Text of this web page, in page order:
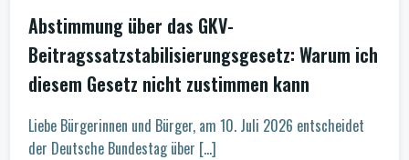
Abstimmung über das GKV-
Beitragssatzstabilisierungsgesetz: Warum ich
diesem Gesetz nicht zustimmen kann
Liebe Bürgerinnen und Bürger, am 10. Juli 2026 entscheidet
der Deutsche Bundestag über […]